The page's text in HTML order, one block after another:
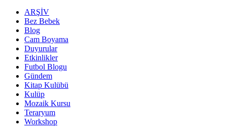
ARŞİV
Bez Bebek
Blog
Cam Boyama
Duyurular
Etkinlikler
Futbol Blogu
Gündem
Kitap Kulübü
Kulüp
Mozaik Kursu
Teraryum
Workshop